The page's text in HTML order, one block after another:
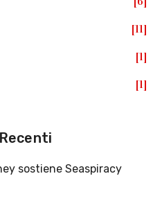
11
1
1
sostiene Seaspiracy